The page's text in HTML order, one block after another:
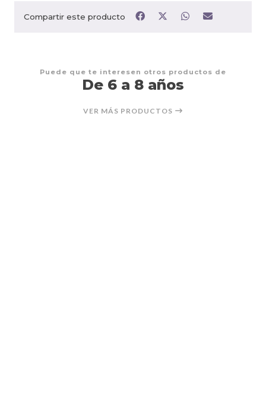
Compartir este producto
Puede que te interesen otros productos de
De 6 a 8 años
VER MÁS PRODUCTOS